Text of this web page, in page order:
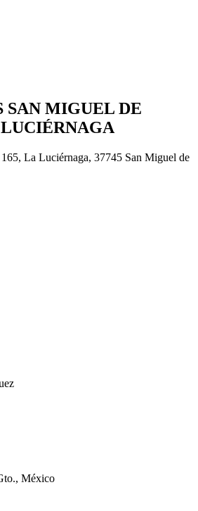
SAN MIGUEL DE
La Luciérnaga, 37745 San Miguel de
México